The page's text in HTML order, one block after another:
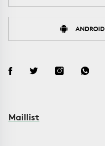
ANDROID
Maillist